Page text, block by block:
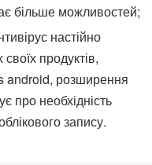
більше можливостей;
настійно
продуктів,
android, розширення
про необхідність
запису.